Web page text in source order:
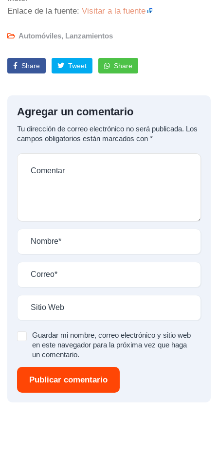
Enlace de la fuente: Visitar a la fuente
Automóviles, Lanzamientos
Share Tweet Share
Agregar un comentario
Tu dirección de correo electrónico no será publicada. Los
campos obligatorios están marcados con *
Guardar mi nombre, correo electrónico y sitio web
en este navegador para la próxima vez que haga
un comentario.
Publicar comentario